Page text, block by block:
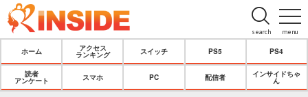
menu
search
ホーム
アクセス
ランキング
スイッチ PS5 PS4
読者
アンケート
スマホ PC 配信者
インサイドちゃ
ん